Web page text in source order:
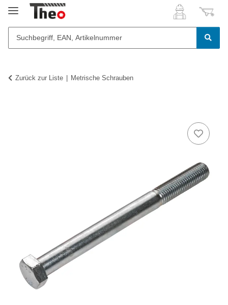
Zurück zur Liste Metrische Schrauben